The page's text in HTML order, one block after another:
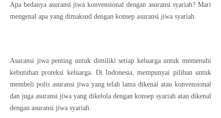
Apa bedanya asuransi jiwa konvensional dengan asuransi syariah? Mari
mengenal apa yang dimaksud dengan konsep asuransi jiwa syariah.
Asuransi jiwa penting untuk dimiliki setiap keluarga untuk memenuhi
kebutuhan proteksi keluarga. Di Indonesia, mempunyai pilihan untuk
membeli polis asuransi jiwa yang telah lama dikenal atau konvensional
dan juga asuransi jiwa yang dikelola dengan konsep syariah atau dikenal
dengan asuransi jiwa syariah.